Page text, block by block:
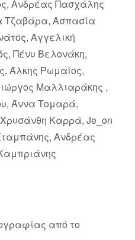
Ανδρέας Πασχάλης
Τζαβάρα, Ασπασία
Αγγελική
Πένυ Βελονάκη,
Άλκης Ρωμαίος,
Μαλλιαράκης ,
Άννα Τομαρά,
Καρρά, Je_on
Ανδρέας
από το